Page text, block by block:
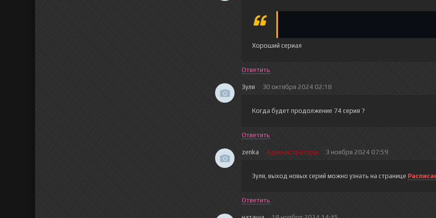
Хороший сериал
Ответить
Зуля 30 октября 2024 02:18
Когда будет продолжение 74 серия ?
Ответить
zenka Администраторы 3 ноября 2024 07:59
Зуля, выход новых серий можно узнать на странице
Ответить